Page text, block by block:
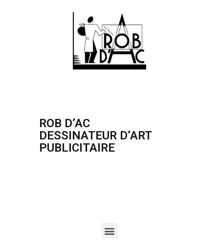
ROB D’AC
DESSINATEUR D’ART
PUBLICITAIRE